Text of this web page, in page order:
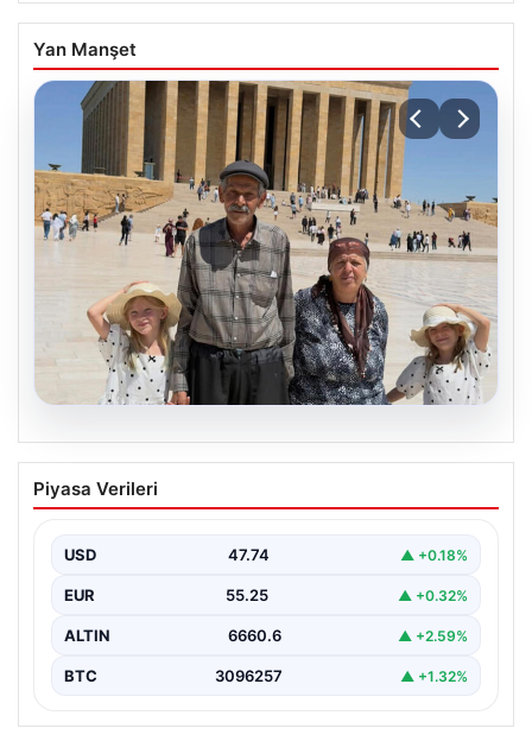
Yan Manşet
05.08.2026
Yıldırım ailesinin 34 yıllık mucizesi:
Anıtkabir hayali gerçek oldu
Zeynep Yıldırım (59), tam 34 yıl boyunca…
Piyasa Verileri
USD 47.74 ▲ +0.18%
EUR 55.25 ▲ +0.32%
ALTIN 6660.6 ▲ +2.59%
BTC 3096257 ▲ +1.32%